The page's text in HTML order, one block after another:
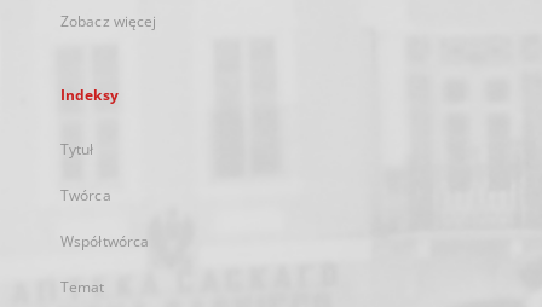
Zobacz więcej
Indeksy
Tytuł
Twórca
Współtwórca
Temat